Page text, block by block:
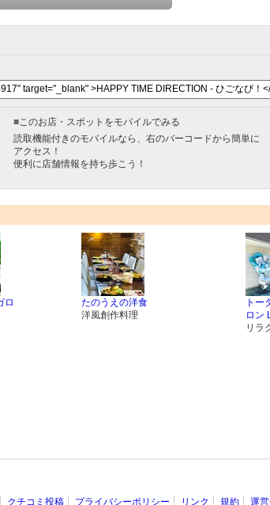
■ このお店・スポットをモバイルでみる
読取機能付きのモバイルなら、右のバーコードから簡単に
アクセス！
便利に店舗情報を持ち歩こう！
ロ
たのうえの洋食
洋風創作料理
トー
ロン
リラ
クチコミ投稿 プライバシーポリシー リンク 規約 運